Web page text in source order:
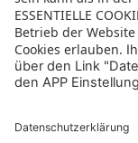
Folgen der letzten
gerade im TV läuft?
online anschauen und
Fernsehen verfolgen!
finden Siehier. Dazu
Android & iOS Apps
den Urlwald entführen!